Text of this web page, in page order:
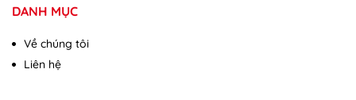
DANH MỤC
Về chúng tôi
Liên hệ